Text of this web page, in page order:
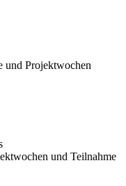
und Projektwochen
und Teilnahme